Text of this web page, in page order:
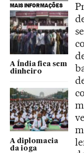
MAIS INFORMAÇÕES
A Índia fica sem
dinheiro
A diplomacia
da ioga